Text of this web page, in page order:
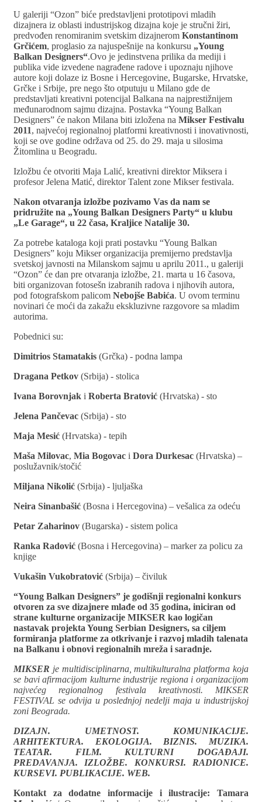
U galeriji “Ozon” biće predstavljeni prototipovi mladih
dizajnera iz oblasti industrijskog dizajna koje je stručni žiri,
predvođen renomiranim svetskim dizajnerom Konstantinom
Grčićem, proglasio za najuspešnije na konkursu „Young
Balkan Designers“.Ovo je jedinstvena prilika da mediji i
publika vide izvedene nagrađene radove i upoznaju njihove
autore koji dolaze iz Bosne i Hercegovine, Bugarske, Hrvatske,
Grčke i Srbije, pre nego što otputuju u Milano gde de
predstavljati kreativni potencijal Balkana na najprestižnijem
međunarodnom sajmu dizajna. Postavka “Young Balkan
Designers” će nakon Milana biti izložena na Mikser Festivalu
2011, najvećoj regionalnoj platformi kreativnosti i inovativnosti,
koji se ove godine održava od 25. do 29. maja u silosima
Žitomlina u Beogradu.
Izložbu će otvoriti Maja Lalić, kreativni direktor Miksera i
profesor Jelena Matić, direktor Talent zone Mikser festivala.
Nakon otvaranja izložbe pozivamo Vas da nam se
pridružite na „Young Balkan Designers Party“ u klubu
„Le Garage“, u 22 časa, Kraljice Natalije 30.
Za potrebe kataloga koji prati postavku “Young Balkan
Designers” koju Mikser organizacija premijerno predstavlja
svetskoj javnosti na Milanskom sajmu u aprilu 2011., u galeriji
“Ozon” će dan pre otvaranja izložbe, 21. marta u 16 časova,
biti organizovan fotosešn izabranih radova i njihovih autora,
pod fotografskom palicom Nebojše Babića. U ovom terminu
novinari će moći da zakažu ekskluzivne razgovore sa mladim
autorima.
Pobednici su:
Dimitrios Stamatakis (Grčka) - podna lampa
Dragana Petkov (Srbija) - stolica
Ivana Borovnjak i Roberta Bratović (Hrvatska) - sto
Jelena Pančevac (Srbija) - sto
Maja Mesić (Hrvatska) - tepih
Maša Milovac, Mia Bogovac i Dora Durkesac (Hrvatska) –
poslužavnik/stočić
Miljana Nikolić (Srbija) - ljuljaška
Neira Sinanbašić (Bosna i Hercegovina) – vešalica za odeću
Petar Zaharinov (Bugarska) - sistem polica
Ranka Radović (Bosna i Hercegovina) – marker za policu za
knjige
Vukašin Vukobratović (Srbija) – čiviluk
“Young Balkan Designers” je godišnji regionalni konkurs
otvoren za sve dizajnere mlađe od 35 godina, iniciran od
strane kulturne organizacije MIKSER kao logičan
nastavak projekta Young Serbian Designers, sa ciljem
formiranja platforme za otkrivanje i razvoj mladih talenata
na Balkanu i obnovi regionalnih mreža i saradnje.
MIKSER je multidisciplinarna, multikulturalna platforma koja
se bavi afirmacijom kulturne industrije regiona i organizacijom
najvećeg regionalnog festivala kreativnosti. MIKSER
FESTIVAL se odvija u poslednjoj nedelji maja u industrijskoj
zoni Beograda.
DIZAJN. UMETNOST. KOMUNIKACIJE.
ARHITEKTURA. EKOLOGIJA. BIZNIS. MUZIKA.
TEATAR. FILM. KULTURNI DOGAĐAJI.
PREDAVANJA. IZLOŽBE. KONKURSI. RADIONICE.
KURSEVI. PUBLIKACIJE. WEB.
Kontakt za dodatne informacije i ilustracije: Tamara